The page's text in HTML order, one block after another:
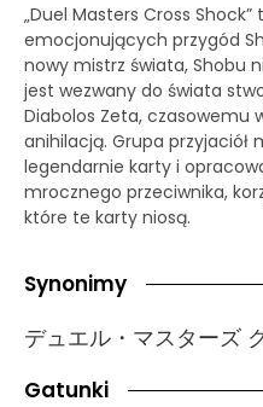
„Duel Masters Cross
emocjonujących przygód
nowy mistrz świata, Shobu
jest wezwany do świata
Diabolos Zeta, czasowemu
anihilacją. Grupa przyjaciół
legendarnie karty i
mrocznego przeciwnika,
które te karty niosą.
Synonimy
デュエル・マスターズ
Gatunki